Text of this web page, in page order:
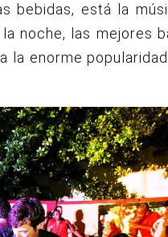
bebidas, está la
noche, las mejores
la enorme